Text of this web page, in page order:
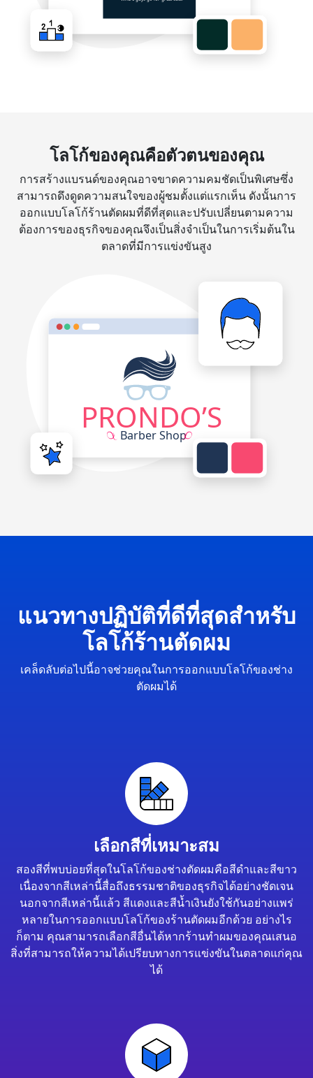
โลโก้ของคุณคือตัวตนของคุณ
การสร้างแบรนด์ของคุณอาจขาดความคมชัดเป็นพิเศษซึ่ง
สามารถดึงดูดความสนใจของผู้ชมตั้งแต่แรกเห็น ดังนั้นการ
ออกแบบโลโก้ร้านตัดผมที่ดีที่สุดและปรับเปลี่ยนตามความ
ต้องการของธุรกิจของคุณจึงเป็นสิ่งจำเป็นในการเริ่มต้นใน
ตลาดที่มีการแข่งขันสูง
แนวทางปฏิบัติที่ดีที่สุดสำหรับ
โลโก้ร้านตัดผม
เคล็ดลับต่อไปนี้อาจช่วยคุณในการออกแบบโลโก้ของช่าง
ตัดผมได้
เลือกสีที่เหมาะสม
สองสีที่พบบ่อยที่สุดในโลโก้ของช่างตัดผมคือสีดำและสีขาว
เนื่องจากสีเหล่านี้สื่อถึงธรรมชาติของธุรกิจได้อย่างชัดเจน
นอกจากสีเหล่านี้แล้ว สีแดงและสีน้ำเงินยังใช้กันอย่างแพร่
หลายในการออกแบบโลโก้ของร้านตัดผมอีกด้วย อย่างไร
ก็ตาม คุณสามารถเลือกสีอื่นได้หากร้านทำผมของคุณเสนอ
สิ่งที่สามารถให้ความได้เปรียบทางการแข่งขันในตลาดแก่คุณ
ได้